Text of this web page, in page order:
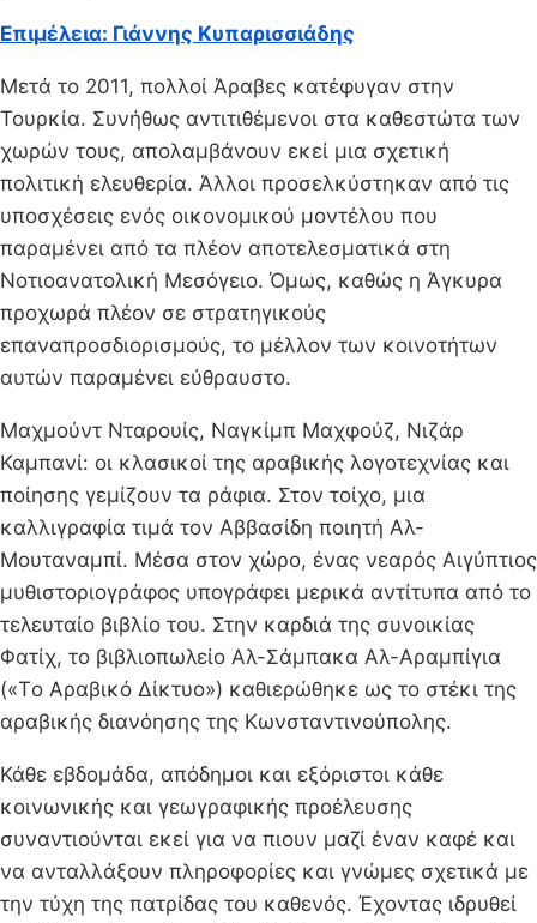
Επιμέλεια: Γιάννης Κυπαρισσιάδης
Μετά το 2011, πολλοί Άραβες κατέφυγαν στην
Τουρκία. Συνήθως αντιτιθέμενοι στα καθεστώτα των
χωρών τους, απολαμβάνουν εκεί μια σχετική
πολιτική ελευθερία. Άλλοι προσελκύστηκαν από τις
υποσχέσεις ενός οικονομικού μοντέλου που
παραμένει από τα πλέον αποτελεσματικά στη
Νοτιοανατολική Μεσόγειο. Όμως, καθώς η Άγκυρα
προχωρά πλέον σε στρατηγικούς
επαναπροσδιορισμούς, το μέλλον των κοινοτήτων
αυτών παραμένει εύθραυστο.
Μαχμούντ Νταρουίς, Ναγκίμπ Μαχφούζ, Νιζάρ
Καμπανί: οι κλασικοί της αραβικής λογοτεχνίας και
ποίησης γεμίζουν τα ράφια. Στον τοίχο, μια
καλλιγραφία τιμά τον Αββασίδη ποιητή Αλ-
Μουταναμπί. Μέσα στον χώρο, ένας νεαρός Αιγύπτιος
μυθιστοριογράφος υπογράφει μερικά αντίτυπα από το
τελευταίο βιβλίο του. Στην καρδιά της συνοικίας
Φατίχ, το βιβλιοπωλείο Αλ-Σάμπακα Αλ-Αραμπίγια
(«Tο Aραβικό Δίκτυο») καθιερώθηκε ως το στέκι της
αραβικής διανόησης της Κωνσταντινούπολης.
Κάθε εβδομάδα, απόδημοι και εξόριστοι κάθε
κοινωνικής και γεωγραφικής προέλευσης
συναντιούνται εκεί για να πιουν μαζί έναν καφέ και
να ανταλλάξουν πληροφορίες και γνώμες σχετικά με
την τύχη της πατρίδας του καθενός. Έχοντας ιδρυθεί